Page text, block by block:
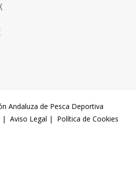
Andaluza de Pesca Deportiva
| Aviso Legal | Política de Cookies